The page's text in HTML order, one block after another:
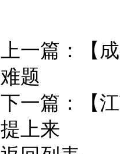
上一篇：
【
难题
下一篇：
【
提上来